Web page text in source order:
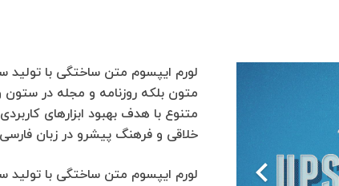
لورم ایپسوم متن ساختگی با تولید
متون بلکه روزنامه و مجله در ستون
متنوع با هدف بهبود ابزارهای
خلاقی و فرهنگ پیشرو در زبان فارسی
لورم ایپسوم متن ساختگی با تولید